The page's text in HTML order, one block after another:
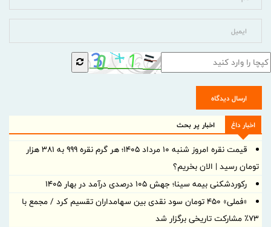
ارسال دیدگاه
اخبار داغ اخبار پر بحث
قیمت نقره امروز شنبه ۱۰ مرداد ۱۴۰۵؛ هر گرم نقره ۹۹۹ به ۳۸۱ هزار
تومان رسید | الان بخریم؟
رکوردشکنی بیمه سینا؛ جهش 105 درصدی درآمد در بهار 1405
«فملی» ۴۵۰ تومان سود نقدی بین سهامداران تقسیم کرد / مجمع با
۷۳٪ مشارکت تاریخی برگزار شد